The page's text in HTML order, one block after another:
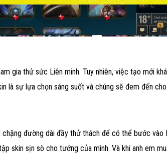
gia thử sức Liên minh. Tuy nhiên, việc tạo mới
là sự lựa chọn sáng suốt và chúng sẽ đem đến
đường dài đầy thử thách để có thể bước vào
skin sịn sò cho tướng của mình. Và khi anh em